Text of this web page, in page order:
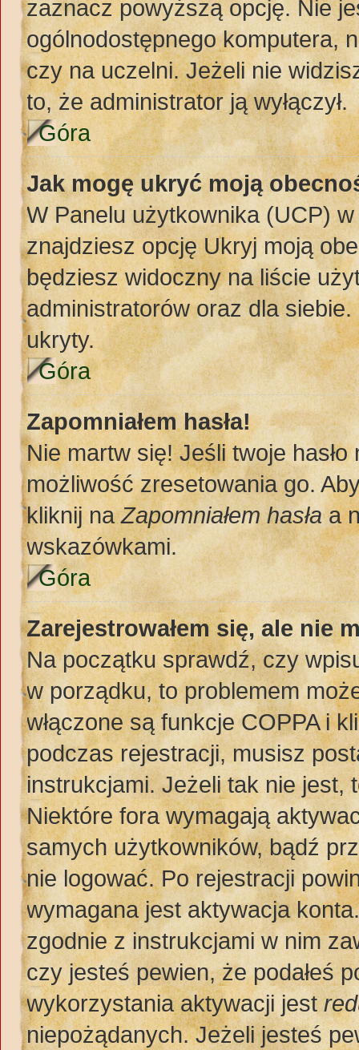
zaznacz powyższą opcję. Nie
ogólnodostępnego komputera,
czy na uczelni. Jeżeli nie
to, że administrator ją wyłączył.
Góra
Jak mogę ukryć moją
W Panelu użytkownika (UCP) w
znajdziesz opcję Ukryj moją
będziesz widoczny na liście
administratorów oraz dla
ukryty.
Góra
Zapomniałem hasła!
Nie martw się! Jeśli twoje
możliwość zresetowania go.
kliknij naZapomniałem hasłaa
wskazówkami.
Góra
Zarejestrowałem się, ale nie
Na początku sprawdź, czy
w porządku, to problemem
włączone są funkcje COPPA i
podczas rejestracji, musisz
instrukcjami. Jeżeli tak nie jest,
Niektóre fora wymagają
samych użytkowników, bądź
nie logować. Po rejestracji
wymagana jest aktywacja
zgodnie z instrukcjami w nim
czy jesteś pewien, że podałeś
wykorzystania aktywacji jest
niepożądanych. Jeżeli jesteś